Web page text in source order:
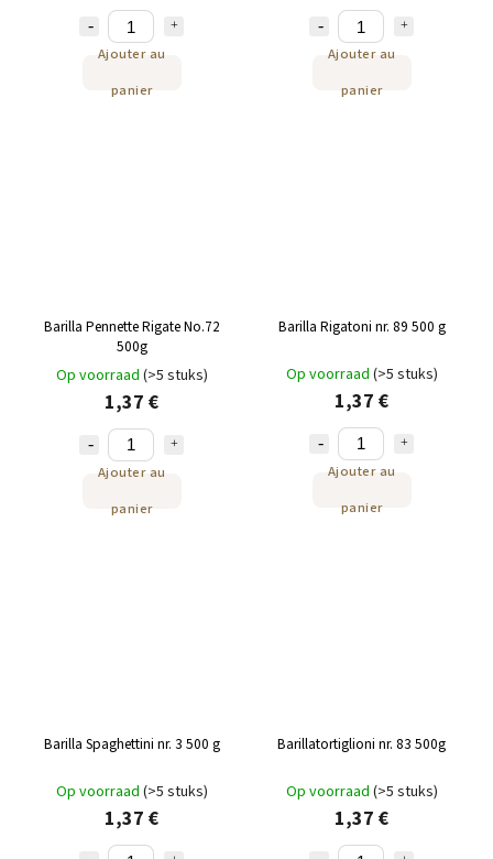
Ajouter au
panier
Ajouter au
panier
Barilla Pennette Rigate No.72
500g
Op voorraad (>5 stuks)
1,37 €
Ajouter au
panier
Barilla Rigatoni nr. 89 500 g
Op voorraad (>5 stuks)
1,37 €
Ajouter au
panier
Barilla Spaghettini nr. 3 500 g
Op voorraad (>5 stuks)
1,37 €
Barillatortiglioni nr. 83 500g
Op voorraad (>5 stuks)
1,37 €